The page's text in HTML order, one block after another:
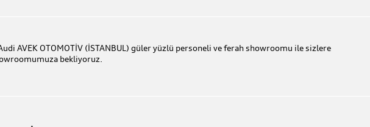
OTOMOTİV (İSTANBUL) güler yüzlü personeli ve ferah showroomu ile sizlere
bekliyoruz.